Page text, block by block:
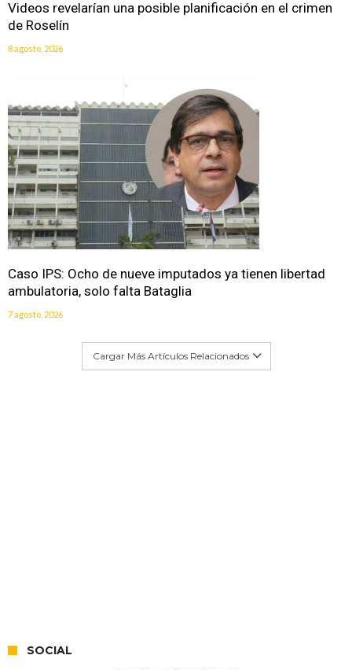
Videos revelarían una posible planificación en el crimen
de Roselín
8 agosto, 2026
Caso IPS: Ocho de nueve imputados ya tienen libertad
ambulatoria, solo falta Bataglia
7 agosto, 2026
Cargar Más Artículos Relacionados
SOCIAL